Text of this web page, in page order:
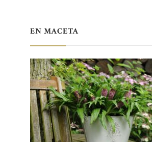
EN MACETA